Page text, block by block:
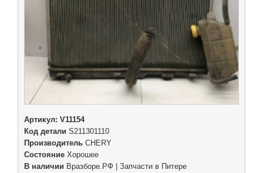
Артикул: V11154
Код детали S211301110
Производитель CHERY
Состояние Хорошее
В наличии Вразборе.РФ | Запчасти в Питере